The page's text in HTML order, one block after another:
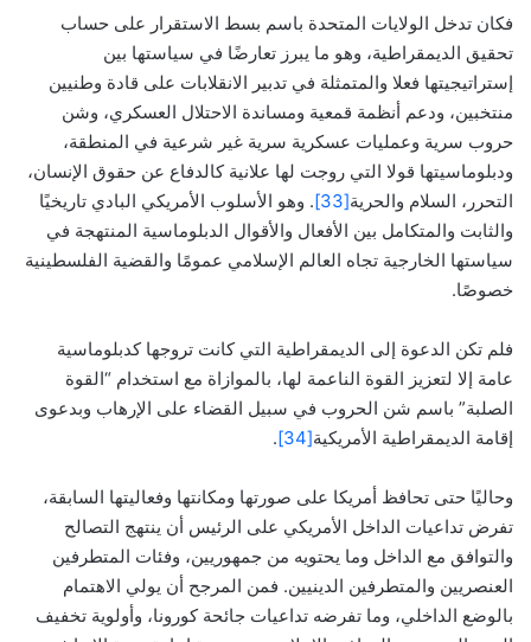
فكان تدخل الولايات المتحدة باسم بسط الاستقرار على حساب
تحقيق الديمقراطية، وهو ما يبرز تعارضًا في سياستها بين
إستراتيجيتها فعلا والمتمثلة في تدبير الانقلابات على قادة وطنيين
منتخبين، ودعم أنظمة قمعية ومساندة الاحتلال العسكري، وشن
حروب سرية وعمليات عسكرية سرية غير شرعية في المنطقة،
ودبلوماسيتها قولا التي روجت لها علانية كالدفاع عن حقوق الإنسان،
التحرر، السلام والحرية[33]
. وهو الأسلوب الأمريكي البادي تاريخيًا
والثابت والمتكامل بين الأفعال والأقوال الدبلوماسية المنتهجة في
سياستها الخارجية تجاه العالم الإسلامي عمومًا والقضية الفلسطينية
خصوصًا.
فلم تكن الدعوة إلى الديمقراطية التي كانت تروجها كدبلوماسية
عامة إلا لتعزيز القوة الناعمة لها، بالموازاة مع استخدام “القوة
الصلبة” باسم شن الحروب في سبيل القضاء على الإرهاب وبدعوى
إقامة الديمقراطية الأمريكية[34]
.
وحاليًا حتى تحافظ أمريكا على صورتها ومكانتها وفعاليتها السابقة،
تفرض تداعيات الداخل الأمريكي على الرئيس أن ينتهج التصالح
والتوافق مع الداخل وما يحتويه من جمهوريين، وفئات المتطرفين
العنصريين والمتطرفين الدينيين. فمن المرجح أن يولي الاهتمام
بالوضع الداخلي، وما تفرضه تداعيات جائحة كورونا، وأولوية تخفيف